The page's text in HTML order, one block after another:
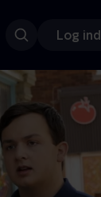
Log ind